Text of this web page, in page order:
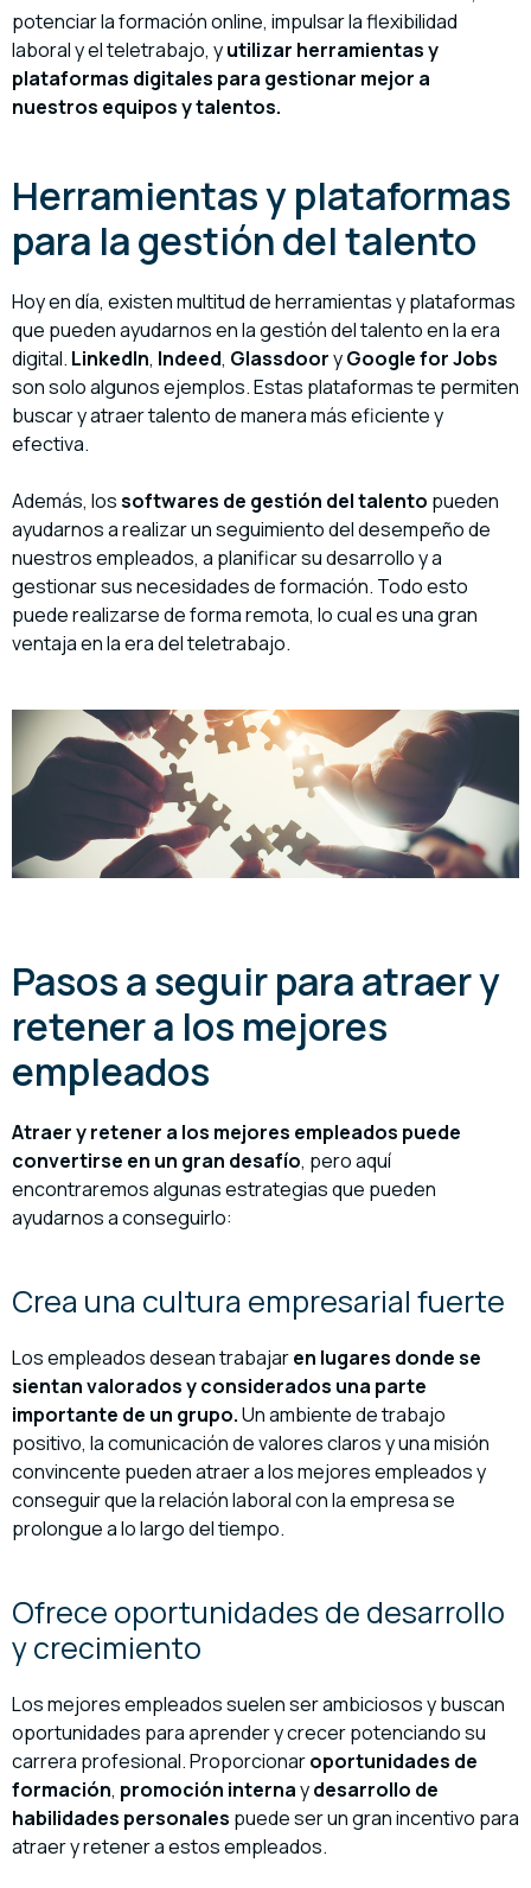
potenciar la formación online, impulsar la flexibilidad
laboral y el teletrabajo, yutilizar herramientas y
plataformas digitales para gestionar mejor a
nuestros equipos y talentos.
Herramientas y plataformas
para la gestión del talento
Hoy en día, existen multitud de herramientas y plataformas
que pueden ayudarnos en la gestión del talento en la era
digital. LinkedIn, Indeed, GlassdooryGoogle for Jobs
son solo algunos ejemplos. Estas plataformas te permiten
buscar y atraer talento de manera más eficiente y
efectiva.
Además, lossoftwares de gestión del talento pueden
ayudarnos a realizar un seguimiento del desempeño de
nuestros empleados, a planificar su desarrollo y a
gestionar sus necesidades de formación. Todo esto
puede realizarse de forma remota, lo cual es una gran
ventaja en la era del teletrabajo.
Pasos a seguir para atraer y
retener a los mejores
empleados
Atraer y retener a los mejores empleados puede
convertirse en un gran desafío, pero aquí
encontraremos algunas estrategias que pueden
ayudarnos a conseguirlo:
Crea una cultura empresarial fuerte
Los empleados desean trabajaren lugares donde se
sientan valorados y considerados una parte
importante de un grupo.Un ambiente de trabajo
positivo, la comunicación de valores claros y una misión
convincente pueden atraer a los mejores empleados y
conseguir que la relación laboral con la empresa se
prolongue a lo largo del tiempo.
Ofrece oportunidades de desarrollo
y crecimiento
Los mejores empleados suelen ser ambiciosos y buscan
oportunidades para aprender y crecer potenciando su
carrera profesional. Proporcionaroportunidades de
formación, promoción internaydesarrollo de
habilidades personales puede ser un gran incentivo para
atraer y retener a estos empleados.